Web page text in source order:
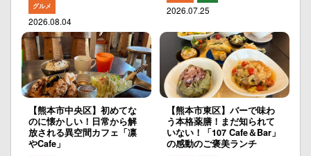
グルメ
2026.08.04
2026.07.25
【熊本市中央区】初めてな
のに懐かしい！日常から解
放される異空間カフェ「凛
やCafe」
【熊本市東区】バーで味わ
う本格薬膳！まだ知られて
いない！「107 Cafe＆Bar」
の感動のご褒美ランチ